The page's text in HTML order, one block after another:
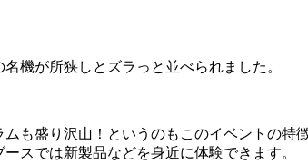
機が所狭しとズラっと並べられました。
も盛り沢山！というのもこのイベントの
スでは新製品などを身近に体験できます。